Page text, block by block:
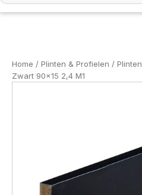
Home / Plinten & Profielen / Plinten
Zwart 90x15 2,4 M1